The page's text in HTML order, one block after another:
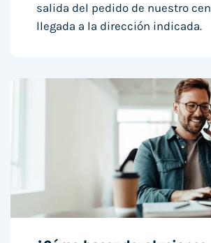
salida del pedido de nuestro
llegada a la dirección indicada.